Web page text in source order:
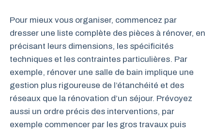
Pour mieux vous organiser, commencez par
dresser une liste complète des pièces à rénover, en
précisant leurs dimensions, les spécificités
techniques et les contraintes particulières. Par
exemple, rénover une salle de bain implique une
gestion plus rigoureuse de l’étanchéité et des
réseaux que la rénovation d’un séjour. Prévoyez
aussi un ordre précis des interventions, par
exemple commencer par les gros travaux puis